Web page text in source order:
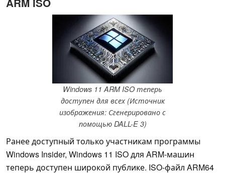
Windows 11 ARM ISO теперь
доступен для всех (Источник
изображения: Сгенерировано с
помощью DALL-E 3)
Ранее доступный только участникам программы
Windows Insider, Windows 11 ISO для ARM-машин
теперь доступен широкой публике. ISO-файл ARM64